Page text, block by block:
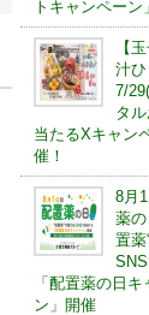
トキャンペーン
【
汁ひ
7/
タ
当たるXキャン
催！
8月
薬の
置薬
SNS
「配置薬の日
ン」開催